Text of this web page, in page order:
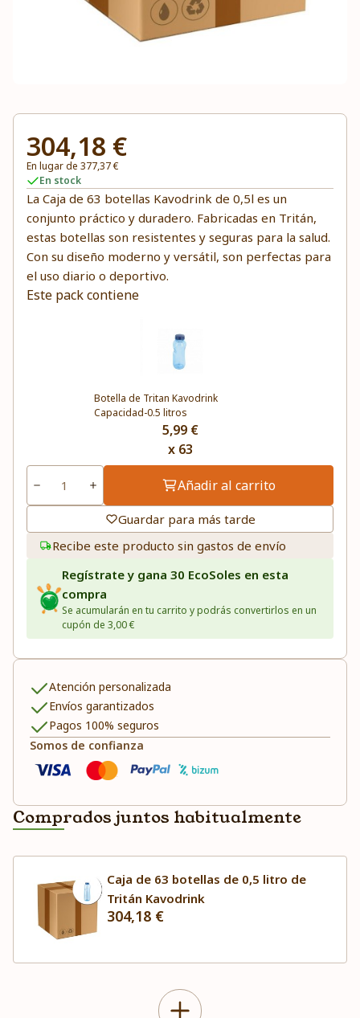
304,18 €
En lugar de 377,37 €
En stock
La Caja de 63 botellas Kavodrink de 0,5l es un
conjunto práctico y duradero. Fabricadas en Tritán,
estas botellas son resistentes y seguras para la salud.
Con su diseño moderno y versátil, son perfectas para
el uso diario o deportivo.
Este pack contiene
Botella de Tritan Kavodrink
Capacidad-0.5 litros
5,99 €
x 63
Añadir al carrito
Guardar para más tarde
Recibe este producto sin gastos de envío
Regístrate y gana 30 EcoSoles en esta
compra
Se acumularán en tu carrito y podrás convertirlos en un
cupón de 3,00 €
Atención personalizada
Envíos garantizados
Pagos 100% seguros
Somos de confianza
Comprados juntos habitualmente
Caja de 63 botellas de 0,5 litro de
Tritán Kavodrink
304,18 €